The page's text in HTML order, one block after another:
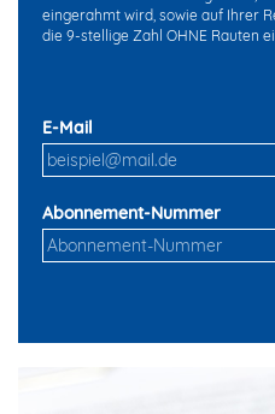
eingerahmt wird, sowie auf Ihrer
die 9-stellige Zahl OHNE Rauten
E-Mail
Abonnement-Nummer